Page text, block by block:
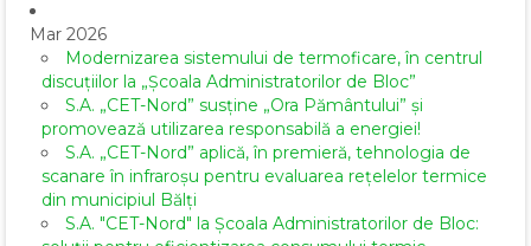
Mar 2026
Modernizarea sistemului de termoficare, în centrul
discuțiilor la „Școala Administratorilor de Bloc”
S.A. „CET-Nord” susține „Ora Pământului” și
promovează utilizarea responsabilă a energiei!
S.A. „CET-Nord” aplică, în premieră, tehnologia de
scanare în infraroșu pentru evaluarea rețelelor termice
din municipiul Bălți
S.A. "CET-Nord" la Școala Administratorilor de Bloc: